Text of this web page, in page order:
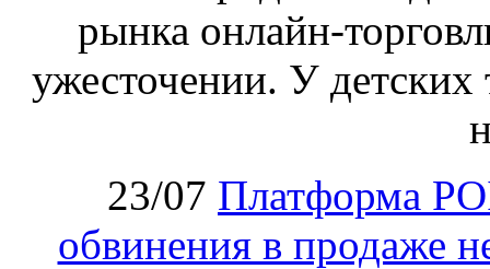
рынка онлайн-
ужесточении. У детских
23/07 Платформа
обвинения в продаже